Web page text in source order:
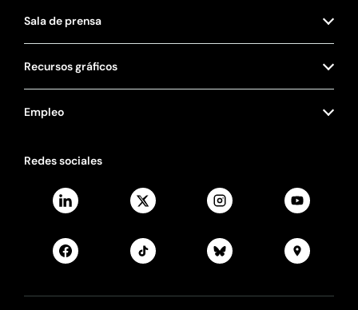
Sala de prensa
Recursos gráficos
Empleo
Redes sociales